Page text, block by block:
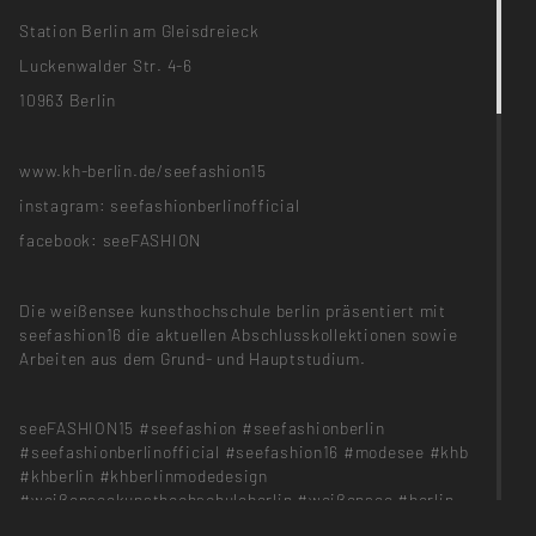
Station Berlin am Gleisdreieck
Luckenwalder Str. 4-6
10963 Berlin
www.kh-berlin.de/seefashion15
instagram: seefashionberlinofficial
facebook: seeFASHION
Die weißensee kunsthochschule berlin präsentiert mit
seefashion16 die aktuellen Abschlusskollektionen sowie
Arbeiten aus dem Grund- und Hauptstudium.
seeFASHION15 #seefashion #seefashionberlin
#seefashionberlinofficial #seefashion16 #modesee #khb
#khberlin #khberlinmodedesign
#weißenseekunsthochschuleberlin #weißensee #berlin